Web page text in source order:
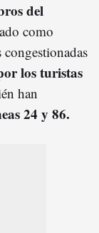
del
como
congestionadas
los turistas
han
24 y 86.